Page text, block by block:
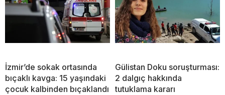
İzmir’de sokak ortasında
bıçaklı kavga: 15 yaşındaki
çocuk kalbinden bıçaklandı
Gülistan Doku soruşturması:
2 dalgıç hakkında
tutuklama kararı